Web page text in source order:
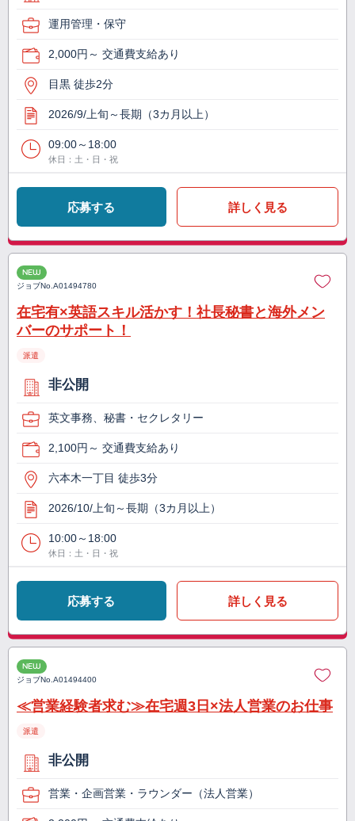
運用管理・保守
2,000円～ 交通費支給あり
目黒 徒歩2分
2026/9/上旬～長期（3カ月以上）
09:00～18:00
休日：土・日・祝
応募する 詳しく見る
NEW
ジョブNo.A01494780
在宅有×英語スキル活かす！社長秘書と海外メン
バーのサポート！
派遣
非公開
英文事務、秘書・セクレタリー
2,100円～ 交通費支給あり
六本木一丁目 徒歩3分
2026/10/上旬～長期（3カ月以上）
10:00～18:00
休日：土・日・祝
応募する 詳しく見る
NEW
ジョブNo.A01494400
≪営業経験者求む≫在宅週3日×法人営業のお仕事
派遣
非公開
営業・企画営業・ラウンダー（法人営業）